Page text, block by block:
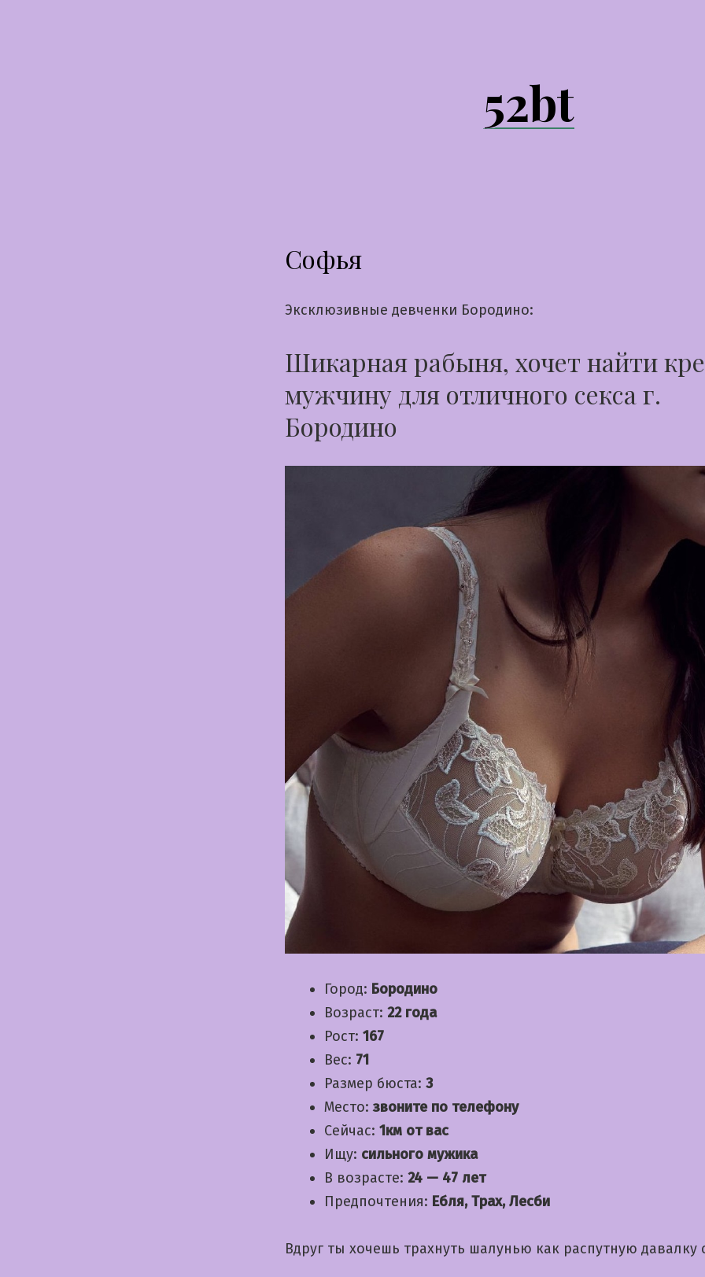
52bt
Софья
Эксклюзивные девченки Бородино:
Шикарная рабыня, хочет найти
мужчину для отличного секса г.
Бородино
Город: Бородино
Возраст: 22 года
Рост: 167
Вес: 71
Размер бюста: 3
Место:звоните по телефону
Сейчас: 1км от вас
Ищу: сильного мужика
В возрасте: 24 — 47 лет
Предпочтения: Ебля, Трах, Лесби
Вдруг ты хочешь трахнуть шалунью как распутную давалку